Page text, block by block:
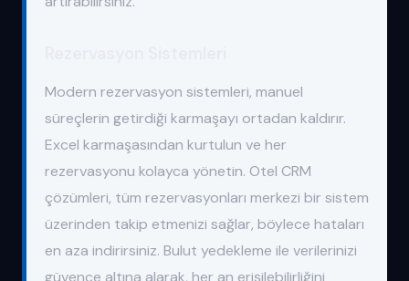
Modern rezervasyon sistemleri, manuel
süreçlerin getirdiği karmaşayı ortadan kaldırır.
Excel karmaşasından kurtulun ve her
rezervasyonu kolayca yönetin. Otel CRM
çözümleri, tüm rezervasyonları merkezi bir sistem
üzerinden takip etmenizi sağlar, böylece hataları
en aza indirirsiniz. Bulut yedekleme ile verilerinizi
güvence altına alarak, her an erişilebilirliğini